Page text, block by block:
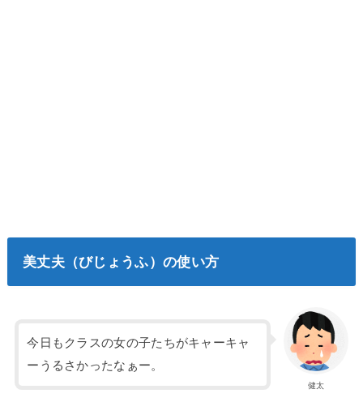
美丈夫（びじょうふ）の使い方
健太
今日もクラスの女の子たちがキャーキャ
ーうるさかったなぁー。